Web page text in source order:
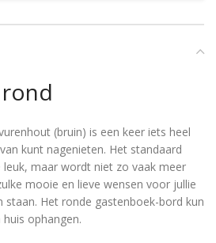
(bruin) is een keer iets heel
kunt nagenieten. Het standaard
leuk, maar wordt niet zo vaak meer
mooie en lieve wensen voor jullie
staan. Het ronde gastenboek-bord kun
ophangen.